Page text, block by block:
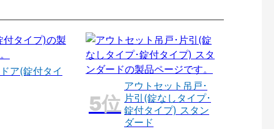
ア(錠付タイ
アウトセット吊戸･
片引(錠なしタイプ･
錠付タイプ) スタン
ダード